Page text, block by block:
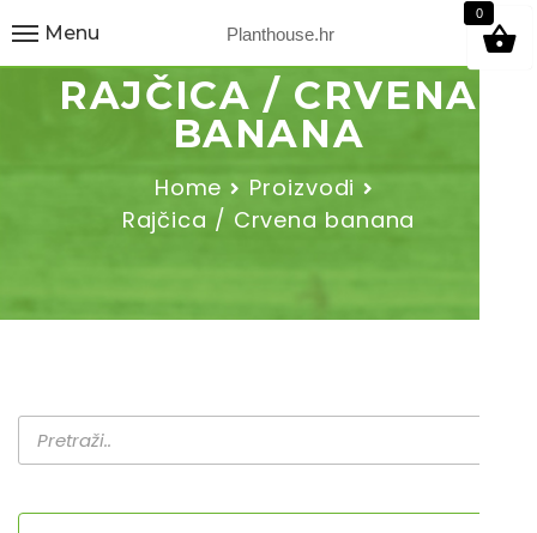
Planthouse.hr
Menu
9
RAJČICA / CRVENA
BANANA
Home
Proizvodi
Rajčica / Crvena banana
0